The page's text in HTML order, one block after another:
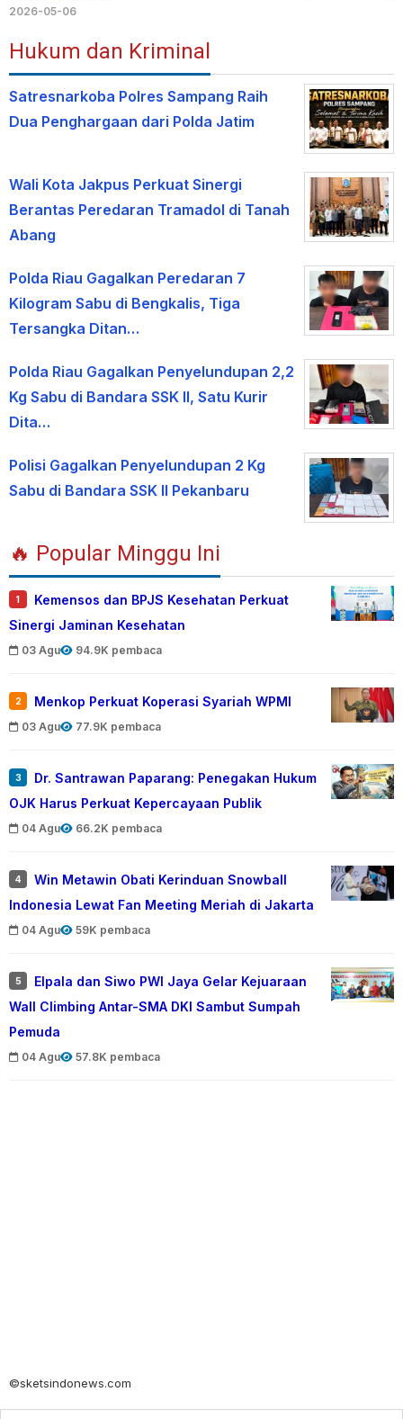
2026-05-06
Hukum dan Kriminal
Satresnarkoba Polres Sampang Raih
Dua Penghargaan dari Polda Jatim
Wali Kota Jakpus Perkuat Sinergi
Berantas Peredaran Tramadol di Tanah
Abang
Polda Riau Gagalkan Peredaran 7
Kilogram Sabu di Bengkalis, Tiga
Tersangka Ditan…
Polda Riau Gagalkan Penyelundupan 2,2
Kg Sabu di Bandara SSK II, Satu Kurir
Dita…
Polisi Gagalkan Penyelundupan 2 Kg
Sabu di Bandara SSK II Pekanbaru
🔥 Popular Minggu Ini
1
Kemensos dan BPJS Kesehatan Perkuat
Sinergi Jaminan Kesehatan
03 Agu 94.9K pembaca
2 Menkop Perkuat Koperasi Syariah WPMI
03 Agu 77.9K pembaca
3
Dr. Santrawan Paparang: Penegakan Hukum
OJK Harus Perkuat Kepercayaan Publik
04 Agu 66.2K pembaca
4
Win Metawin Obati Kerinduan Snowball
Indonesia Lewat Fan Meeting Meriah di Jakarta
04 Agu 59K pembaca
5
Elpala dan Siwo PWI Jaya Gelar Kejuaraan
Wall Climbing Antar-SMA DKI Sambut Sumpah
Pemuda
04 Agu 57.8K pembaca
©sketsindonews.com